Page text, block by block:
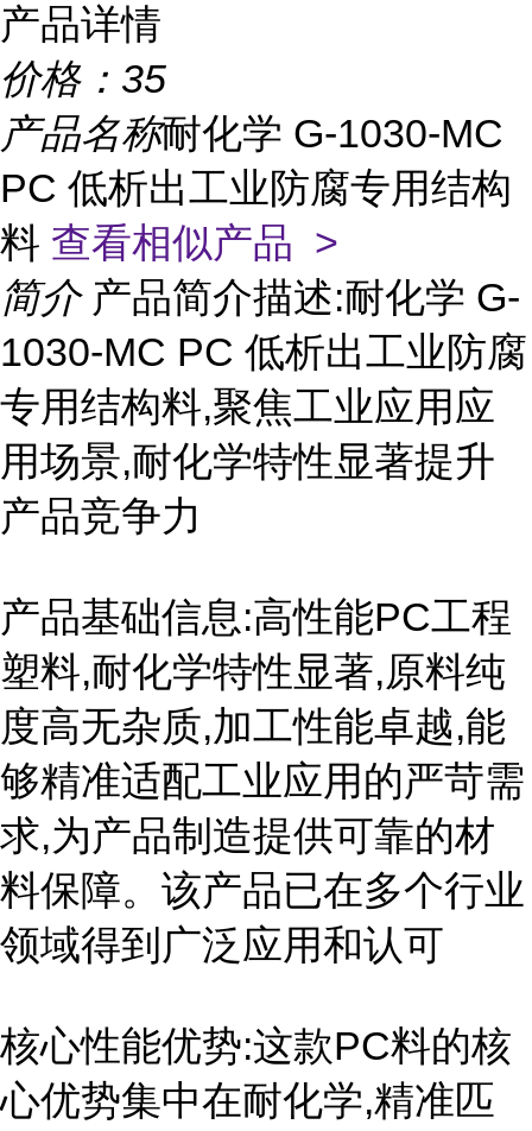
产品详情
价格： 35
产品名称耐化学 G-1030-MC
PC 低析出工业防腐专用结构
料 查看相似产品 >
简介 产品简介描述:耐化学 G-
1030-MC PC 低析出工业防腐
专用结构料,聚焦工业应用应
用场景,耐化学特性显著提升
产品竞争力
产品基础信息:高性能PC工程
塑料,耐化学特性显著,原料纯
度高无杂质,加工性能卓越,能
够精准适配工业应用的严苛需
求,为产品制造提供可靠的材
料保障。该产品已在多个行业
领域得到广泛应用和认可
核心性能优势:这款PC料的核
心优势集中在耐化学,精准匹